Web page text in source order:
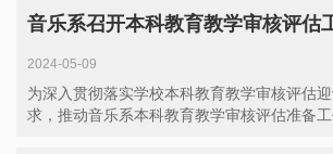
音乐系召开本科教育教学审核评估
2024-05-09
为深入贯彻落实学校本科教育教学审核评估
求，推动音乐系本科教育教学审核评估准备